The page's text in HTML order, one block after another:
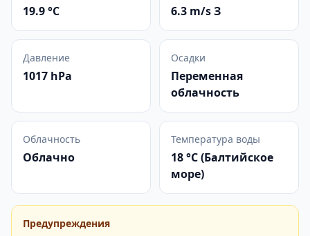
19.9 °C 6.3 m/s З
Давление
1017 hPa
Осадки
Переменная
облачность
Облачность
Облачно
Температура воды
18 °C (Балтийское
море)
Предупреждения